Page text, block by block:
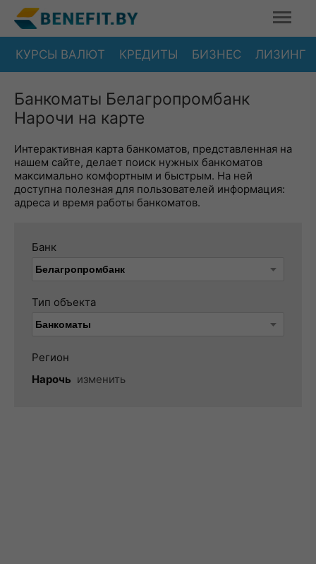
КУРСЫ ВАЛЮТ КРЕДИТЫ БИЗНЕС ЛИЗИНГ
Банкоматы Белагропромбанк
Нарочи на карте
Интерактивная карта банкоматов, представленная на
нашем сайте, делает поиск нужных банкоматов
максимально комфортным и быстрым. На ней
доступна полезная для пользователей информация:
адреса и время работы банкоматов.
Банк
Тип объекта
Регион
Нарочь изменить